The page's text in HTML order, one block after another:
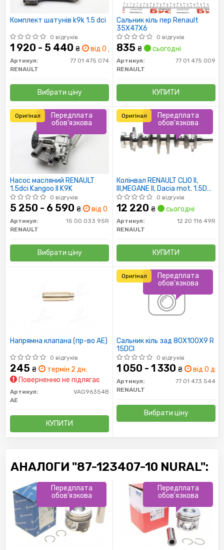
Комплект шатунів k9k 1.5 dci
0 відгуків
1 920 - 5 440 ₴ від 0 дн.
Артикул:
77 01 475 074
RENAULT
Вибрати ціну
Сальник кіль пер Renault
35X47X6
0 відгуків
835 ₴ сьогодні
Артикул:
77 01 475 009
RENAULT
КУПИТИ
Насос масляний RENAULT
1.5dci Kangoo II K9K
0 відгуків
5 250 - 6 590 ₴ від 0 дн.
Артикул:
15 00 033 95R
RENAULT
Вибрати ціну
Передплата
обов'язкова
Оригінал
Колінвал RENAULT CLIO II,
III,MEGANE II, Dacia mot. 1.5DCI
K9K
0 відгуків
12 220 ₴ сьогодні
Артикул:
12 20 116 49R
RENAULT
КУПИТИ
Передплата
обов'язкова
Оригінал
Напрямна клапана (пр-во AE)
0 відгуків
245 ₴
термін 2 дн.
Поверненню не підлягає
Артикул:
VAG96354B
AE
КУПИТИ
Сальник кіль зад 80X100X9 R
15DCI
0 відгуків
1 050 - 1 330 ₴ від 0 дн.
Артикул:
77 01 473 544
RENAULT
Вибрати ціну
Передплата
обов'язкова
Оригінал
АНАЛОГИ "87-123407-10 NURAL":
Передплата
обов'язкова
Передплата
обов'язкова